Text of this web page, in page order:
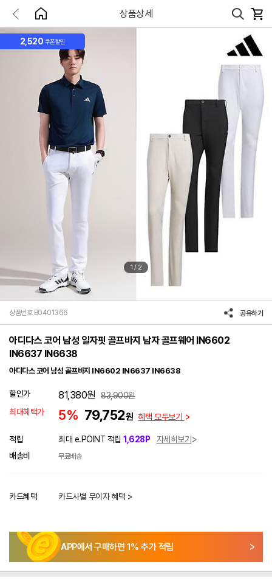
상품상세
2,520 쿠폰할인
1 / 2
상품번호 B0401366 공유하기
아디다스 코어 남성 일자핏 골프바지 남자 골프웨어 IN6602
IN6637 IN6638
아디다스 코어 남성 골프바지 IN6602 IN6637 IN6638
할인가 81,380원 83,900원
최대혜택가
5% 79,752원 혜택 모두보기
적립 최대 e.POINT 적립 1,628P
자세히보기
배송비
무료배송
카드혜택 카드사별 무이자 혜택 >
APP에서 구매하면 1% 추가 적립